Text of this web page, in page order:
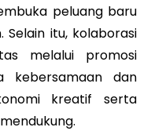
peluang baru
Selain itu, kolaborasi
melalui promosi
kebersamaan dan
kreatif serta